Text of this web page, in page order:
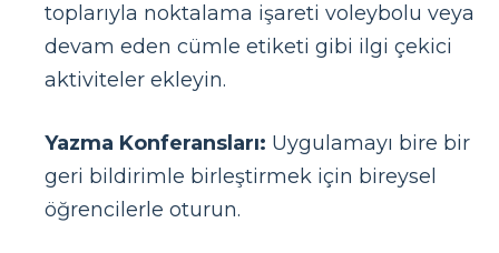
toplarıyla noktalama işareti voleybolu veya
devam eden cümle etiketi gibi ilgi çekici
aktiviteler ekleyin.
Yazma Konferansları: Uygulamayı bire bir
geri bildirimle birleştirmek için bireysel
öğrencilerle oturun.